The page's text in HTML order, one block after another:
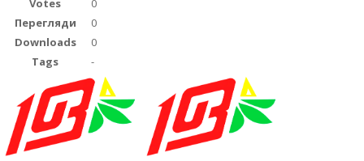
Votes
0
Перегляди
0
Downloads
0
Tags
-